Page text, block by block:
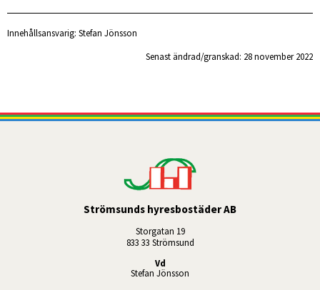
Innehållsansvarig: Stefan Jönsson
Senast ändrad/granskad: 28 november 2022
Strömsunds hyresbostäder AB
Storgatan 19
833 33 Strömsund
Vd
Stefan Jönsson